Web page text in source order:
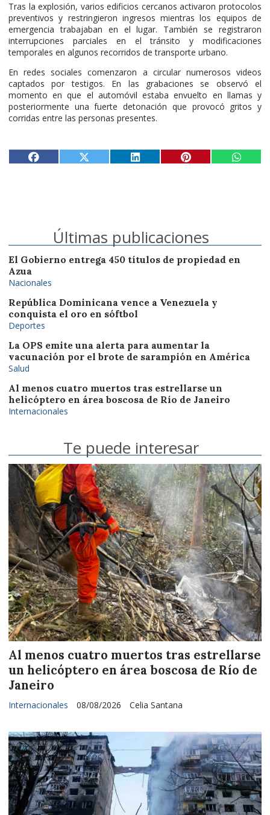
Tras la explosión, varios edificios cercanos activaron protocolos
preventivos y restringieron ingresos mientras los equipos de
emergencia trabajaban en el lugar. También se registraron
interrupciones parciales en el tránsito y modificaciones
temporales en algunos recorridos de transporte urbano.
En redes sociales comenzaron a circular numerosos videos
captados por testigos. En las grabaciones se observó el
momento en que el automóvil estaba envuelto en llamas y
posteriormente una fuerte detonación que provocó gritos y
corridas entre las personas presentes.
Últimas publicaciones
El Gobierno entrega 450 títulos de propiedad en
Azua
Nacionales
República Dominicana vence a Venezuela y
conquista el oro en sóftbol
Deportes
La OPS emite una alerta para aumentar la
vacunación por el brote de sarampión en América
Salud
Al menos cuatro muertos tras estrellarse un
helicóptero en área boscosa de Río de Janeiro
Internacionales
Te puede interesar
Al menos cuatro muertos tras estrellarse
un helicóptero en área boscosa de Río de
Janeiro
Celia Santana
Internacionales 08/08/2026